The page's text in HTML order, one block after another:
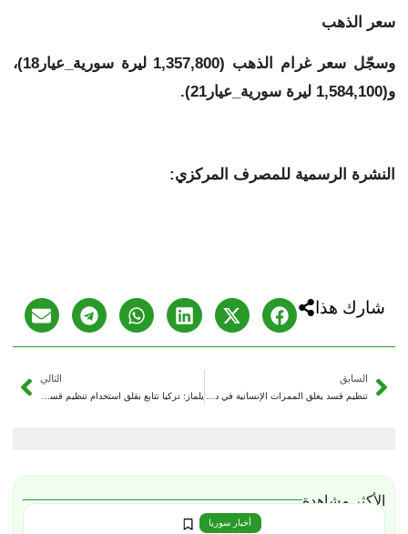
سعر الذهب
وسجّل سعر غرام الذهب (1,357,800 ليرة سورية_عيار18)،
و(1,584,100 ليرة سورية_عيار21).
النشرة الرسمية للمصرف المركزي:
شارك هذا
السابق
تنظيم قسد يغلق الممرات الإنسانية في دير حافر ومسكنة ويمنع خروج المدنيين
التالي
يلماز: تركيا تتابع بقلق استخدام تنظيم قسد المدنيين دروعاً بشرية
الأكثر مشاهدة
أخبار سوريا